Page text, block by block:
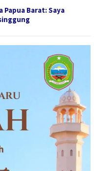
Papua Barat: Saya